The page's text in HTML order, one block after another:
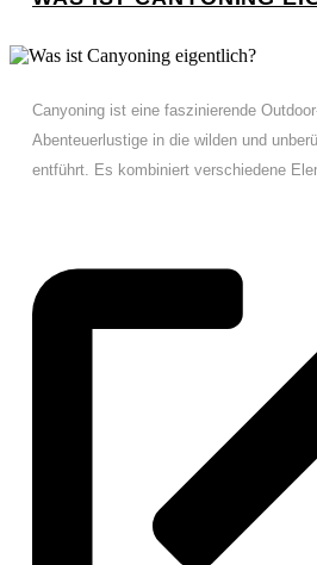
Canyoning ist eine faszinierende
Abenteuerlustige in die wilden und
entführt. Es kombiniert verschiedene